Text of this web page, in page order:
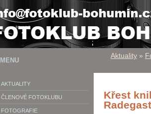
MENU
AKTUALITY
ČLENOVÉ FOTOKLUBU
FOTOGRAFIE
Aktuality »
Křest